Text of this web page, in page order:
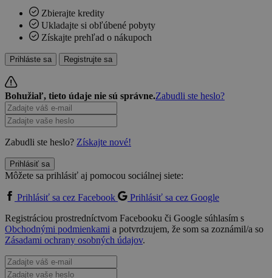
Zbierajte kredity
Ukladajte si obľúbené pobyty
Získajte prehľad o nákupoch
Prihláste sa Registrujte sa
Bohužiaľ, tieto údaje nie sú správne.Zabudli ste heslo?
Zabudli ste heslo? Získajte nové!
Prihlásiť sa
Môžete sa prihlásiť aj pomocou sociálnej siete:
Prihlásiť sa cez Facebook
Prihlásiť sa cez Google
Registráciou prostredníctvom Facebooku či Google súhlasím s
Obchodnými podmienkami a potvrdzujem, že som sa zoznámil/a so
Zásadami ochrany osobných údajov.